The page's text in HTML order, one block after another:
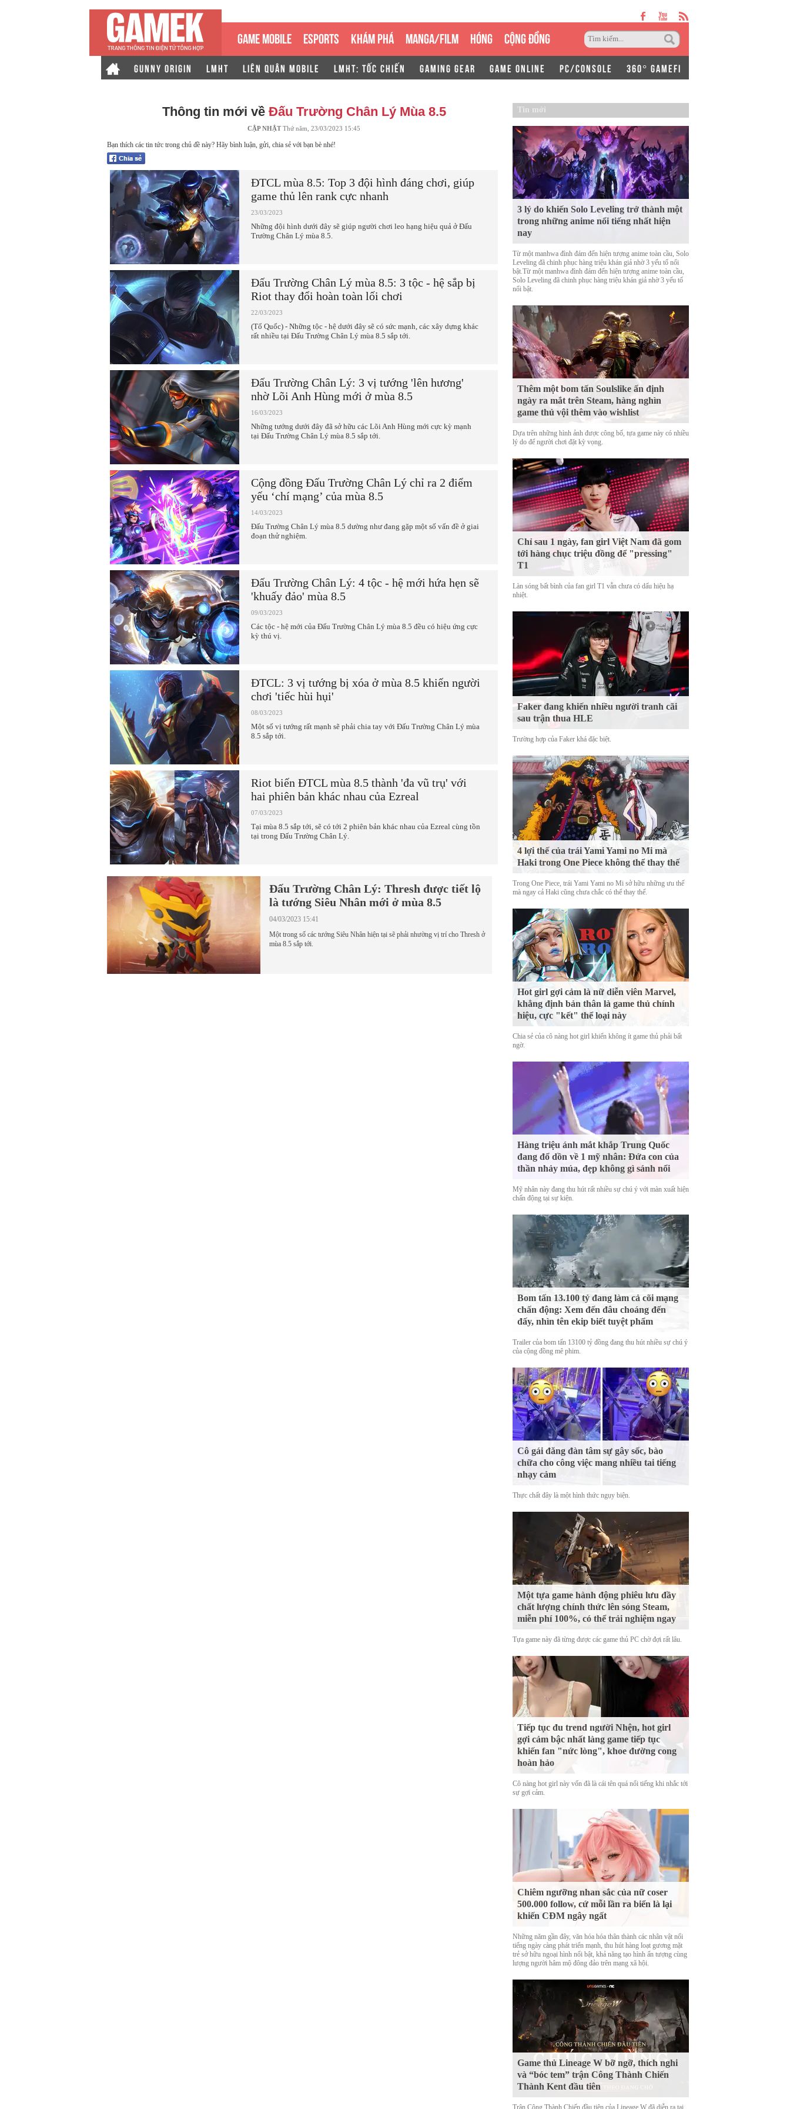
GAME MOBILE ESPORTS KHÁM PHÁ MANGA/FILM HÓNG CỘNG ĐỒNG
GUNNY ORIGIN LMHT LIÊN QUÂN MOBILE LMHT: TỐC CHIẾN GAMING GEAR GAME ONLINE PC/CONSOLE 360° GAMEFI
Thông tin mới về Đấu Trường Chân Lý Mùa 8.5
CẬP NHẬTThứ năm, 23/03/2023 15:45
Bạn thích các tin tức trong chủ đề này? Hãy bình luận, gửi, chia sẻ với bạn bè nhé!
ĐTCL mùa 8.5: Top 3 đội hình đáng chơi, giúp
game thủ lên rank cực nhanh
23/03/2023
Những đội hình dưới đây sẽ giúp người chơi leo hạng hiệu quả ở Đấu
Trường Chân Lý mùa 8.5.
Đấu Trường Chân Lý mùa 8.5: 3 tộc - hệ sắp bị
Riot thay đổi hoàn toàn lối chơi
22/03/2023
(Tổ Quốc) - Những tộc - hệ dưới đây sẽ có sức mạnh, các xây dựng khác
rất nhiều tại Đấu Trường Chân Lý mùa 8.5 sắp tới.
Đấu Trường Chân Lý: 3 vị tướng 'lên hương'
nhờ Lõi Anh Hùng mới ở mùa 8.5
16/03/2023
Những tướng dưới đây đã sở hữu các Lõi Anh Hùng mới cực kỳ mạnh
tại Đấu Trường Chân Lý mùa 8.5 sắp tới.
Cộng đồng Đấu Trường Chân Lý chỉ ra 2 điểm
yếu ‘chí mạng’ của mùa 8.5
14/03/2023
Đấu Trường Chân Lý mùa 8.5 dường như đang gặp một số vấn đề ở giai
đoạn thử nghiệm.
Đấu Trường Chân Lý: 4 tộc - hệ mới hứa hẹn sẽ
'khuấy đảo' mùa 8.5
09/03/2023
Các tộc - hệ mới của Đấu Trường Chân Lý mùa 8.5 đều có hiệu ứng cực
kỳ thú vị.
ĐTCL: 3 vị tướng bị xóa ở mùa 8.5 khiến người
chơi 'tiếc hùi hụi'
08/03/2023
Một số vị tướng rất mạnh sẽ phải chia tay với Đấu Trường Chân Lý mùa
8.5 sắp tới.
Riot biến ĐTCL mùa 8.5 thành 'đa vũ trụ' với
hai phiên bản khác nhau của Ezreal
07/03/2023
Tại mùa 8.5 sắp tới, sẽ có tới 2 phiên bản khác nhau của Ezreal cùng tồn
tại trong Đấu Trường Chân Lý.
Đấu Trường Chân Lý: Thresh được tiết lộ
là tướng Siêu Nhân mới ở mùa 8.5
04/03/2023 15:41
Một trong số các tướng Siêu Nhân hiện tại sẽ phải nhường vị trí cho Thresh ở
mùa 8.5 sắp tới.
Tin mới
3 lý do khiến Solo Leveling trở thành một
trong những anime nổi tiếng nhất hiện
nay
Từ một manhwa đình đám đến hiện tượng anime toàn cầu, Solo
Leveling đã chinh phục hàng triệu khán giả nhờ 3 yếu tố nổi
bật.Từ một manhwa đình đám đến hiện tượng anime toàn cầu,
Solo Leveling đã chinh phục hàng triệu khán giả nhờ 3 yếu tố
nổi bật.
Thêm một bom tấn Soulslike ấn định
ngày ra mắt trên Steam, hàng nghìn
game thủ vội thêm vào wishlist
Dựa trên những hình ảnh được công bố, tựa game này có nhiều
lý do để người chơi đặt kỳ vọng.
Chỉ sau 1 ngày, fan girl Việt Nam đã gom
tới hàng chục triệu đồng để "pressing"
T1
Làn sóng bất bình của fan girl T1 vẫn chưa có dấu hiệu hạ
nhiệt.
Faker đang khiến nhiều người tranh cãi
sau trận thua HLE
Trường hợp của Faker khá đặc biệt.
4 lợi thế của trái Yami Yami no Mi mà
Haki trong One Piece không thể thay thế
Trong One Piece, trái Yami Yami no Mi sở hữu những ưu thế
mà ngay cả Haki cũng chưa chắc có thể thay thế.
Hot girl gợi cảm là nữ diễn viên Marvel,
khẳng định bản thân là game thủ chính
hiệu, cực "kết" thể loại này
Chia sẻ của cô nàng hot girl khiến không ít game thủ phải bất
ngờ.
Hàng triệu ánh mắt khắp Trung Quốc
đang đổ dồn về 1 mỹ nhân: Đứa con của
thần nhảy múa, đẹp không gì sánh nổi
Mỹ nhân này đang thu hút rất nhiều sự chú ý với màn xuất hiện
chấn động tại sự kiện.
Bom tấn 13.100 tỷ đang làm cả cõi mạng
chấn động: Xem đến đâu choáng đến
đấy, nhìn tên ekip biết tuyệt phẩm
Trailer của bom tấn 13100 tỷ đồng đang thu hút nhiều sự chú ý
của cộng đồng mê phim.
Cô gái đăng đàn tâm sự gây sốc, bào
chữa cho công việc mang nhiều tai tiếng
nhạy cảm
Thực chất đây là một hình thức ngụy biện.
Một tựa game hành động phiêu lưu đầy
chất lượng chính thức lên sóng Steam,
miễn phí 100%, có thể trải nghiệm ngay
Tựa game này đã từng được các game thủ PC chờ đợi rất lâu.
Tiếp tục đu trend người Nhện, hot girl
gợi cảm bậc nhất làng game tiếp tục
khiến fan "nức lòng", khoe đường cong
hoàn hảo
Cô nàng hot girl này vốn đã là cái tên quá nổi tiếng khi nhắc tới
sự gợi cảm.
Chiêm ngưỡng nhan sắc của nữ coser
500.000 follow, cứ mỗi lần ra biển là lại
khiến CĐM ngây ngất
Những năm gần đây, văn hóa hóa thân thành các nhân vật nổi
tiếng ngày càng phát triển mạnh, thu hút hàng loạt gương mặt
trẻ sở hữu ngoại hình nổi bật, khả năng tạo hình ấn tượng cùng
lượng người hâm mộ đông đảo trên mạng xã hội.
Game thủ Lineage W bỡ ngỡ, thích nghi
và “bóc tem” trận Công Thành Chiến
Thành Kent đầu tiên
Trận Công Thành Chiến đầu tiên của Lineage W đã diễn ra tại